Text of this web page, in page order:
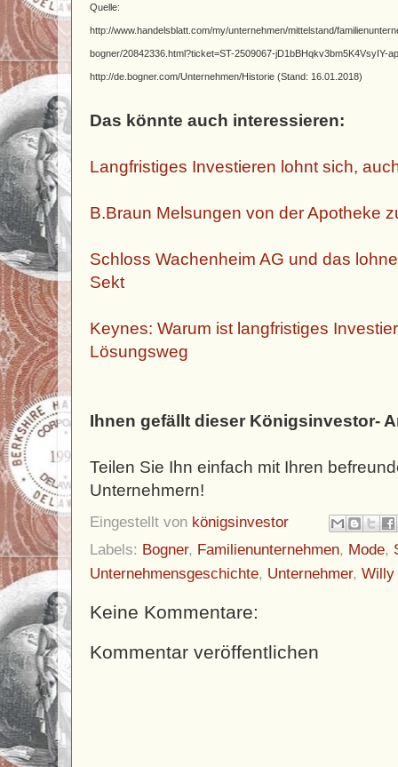
Quelle:
http://www.handelsblatt.com/my/unternehmen/mittelstand/
bogner/20842336.html?ticket=ST-2509067-jD1bBHqkv3bm5K4VsyIY-
http://de.bogner.com/Unternehmen/Historie (Stand: 16.01.2018)
Das könnte auch interessieren:
Langfristiges Investieren lohnt sich,
B.Braun Melsungen von der Apotheke
Schloss Wachenheim AG und das
Sekt
Keynes: Warum ist langfristiges
Lösungsweg
Ihnen gefällt dieser Königsinvestor-
Teilen Sie Ihn einfach mit Ihren
Unternehmern!
Eingestellt von königsinvestor
Labels: Bogner, Familienunternehmen, Mode,
Unternehmensgeschichte, Unternehmer, Willy
Keine Kommentare:
Kommentar veröffentlichen